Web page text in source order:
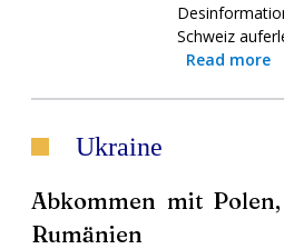
Schweiz
Read more
Ukraine
Abkommen mit
Rumänien